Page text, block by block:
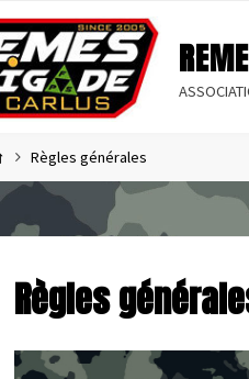
REME
HomeRègles générales
Règles